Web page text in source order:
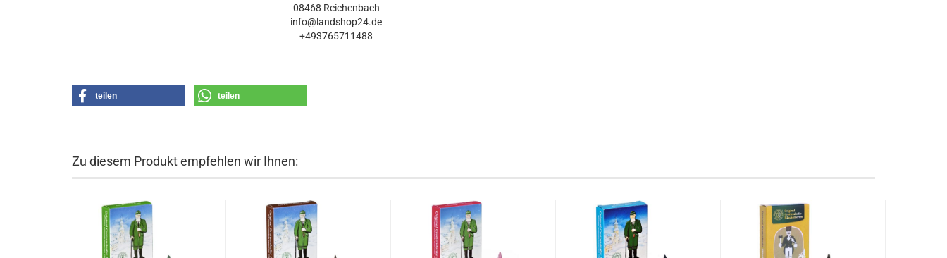
08468 Reichenbach
info@landshop24.de
+493765711488
teilen teilen
Zu diesem Produkt empfehlen wir Ihnen: